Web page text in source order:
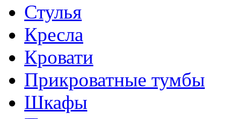
Стулья
Кресла
Кровати
Прикроватные тумбы
Шкафы